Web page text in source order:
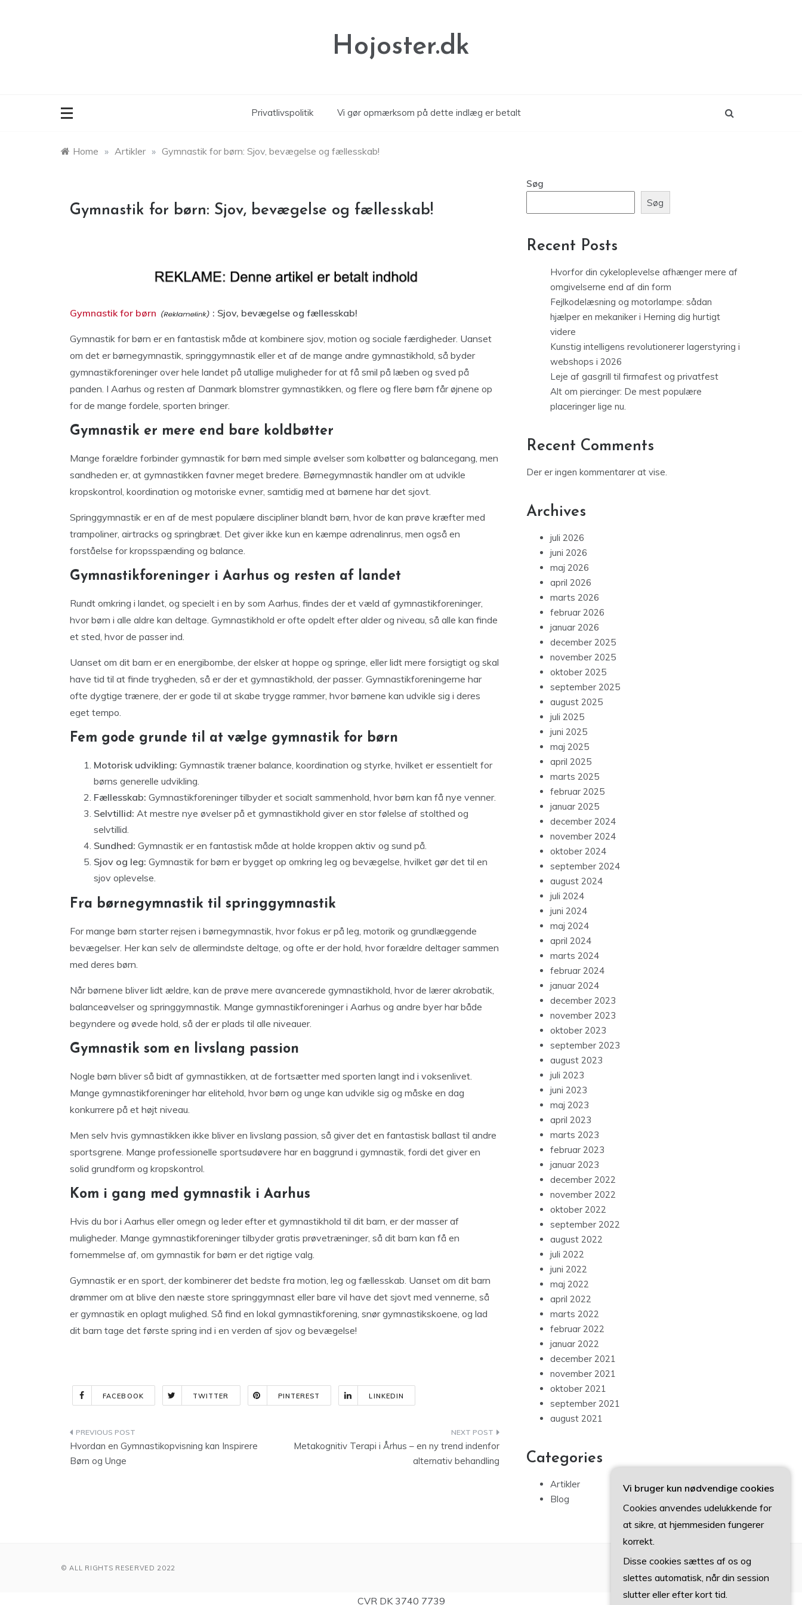
Hojoster.dk
Privatlivspolitik Vi gør opmærksom på dette indlæg er betalt
Home » Artikler » Gymnastik for børn: Sjov, bevægelse og fællesskab!
Gymnastik for børn: Sjov, bevægelse og fællesskab!
Gymnastik for børn : Sjov, bevægelse og fællesskab!
Gymnastik for børn er en fantastisk måde at kombinere sjov, motion og sociale færdigheder. Uanset
om det er børnegymnastik, springgymnastik eller et af de mange andre gymnastikhold, så byder
gymnastikforeninger over hele landet på utallige muligheder for at få smil på læben og sved på
panden. I Aarhus og resten af Danmark blomstrer gymnastikken, og flere og flere børn får øjnene op
for de mange fordele, sporten bringer.
Gymnastik er mere end bare koldbøtter
Mange forældre forbinder gymnastik for børn med simple øvelser som kolbøtter og balancegang, men
sandheden er, at gymnastikken favner meget bredere. Børnegymnastik handler om at udvikle
kropskontrol, koordination og motoriske evner, samtidig med at børnene har det sjovt.
Springgymnastik er en af de mest populære discipliner blandt børn, hvor de kan prøve kræfter med
trampoliner, airtracks og springbræt. Det giver ikke kun en kæmpe adrenalinrus, men også en
forståelse for kropsspænding og balance.
Gymnastikforeninger i Aarhus og resten af landet
Rundt omkring i landet, og specielt i en by som Aarhus, findes der et væld af gymnastikforeninger,
hvor børn i alle aldre kan deltage. Gymnastikhold er ofte opdelt efter alder og niveau, så alle kan finde
et sted, hvor de passer ind.
Uanset om dit barn er en energibombe, der elsker at hoppe og springe, eller lidt mere forsigtigt og skal
have tid til at finde trygheden, så er der et gymnastikhold, der passer. Gymnastikforeningerne har
ofte dygtige trænere, der er gode til at skabe trygge rammer, hvor børnene kan udvikle sig i deres
eget tempo.
Fem gode grunde til at vælge gymnastik for børn
Motorisk udvikling: Gymnastik træner balance, koordination og styrke, hvilket er essentielt for
børns generelle udvikling.
Fællesskab: Gymnastikforeninger tilbyder et socialt sammenhold, hvor børn kan få nye venner.
Selvtillid: At mestre nye øvelser på et gymnastikhold giver en stor følelse af stolthed og
selvtillid.
Sundhed: Gymnastik er en fantastisk måde at holde kroppen aktiv og sund på.
Sjov og leg: Gymnastik for børn er bygget op omkring leg og bevægelse, hvilket gør det til en
sjov oplevelse.
Fra børnegymnastik til springgymnastik
For mange børn starter rejsen i børnegymnastik, hvor fokus er på leg, motorik og grundlæggende
bevægelser. Her kan selv de allermindste deltage, og ofte er der hold, hvor forældre deltager sammen
med deres børn.
Når børnene bliver lidt ældre, kan de prøve mere avancerede gymnastikhold, hvor de lærer akrobatik,
balanceøvelser og springgymnastik. Mange gymnastikforeninger i Aarhus og andre byer har både
begyndere og øvede hold, så der er plads til alle niveauer.
Gymnastik som en livslang passion
Nogle børn bliver så bidt af gymnastikken, at de fortsætter med sporten langt ind i voksenlivet.
Mange gymnastikforeninger har elitehold, hvor børn og unge kan udvikle sig og måske en dag
konkurrere på et højt niveau.
Men selv hvis gymnastikken ikke bliver en livslang passion, så giver det en fantastisk ballast til andre
sportsgrene. Mange professionelle sportsudøvere har en baggrund i gymnastik, fordi det giver en
solid grundform og kropskontrol.
Kom i gang med gymnastik i Aarhus
Hvis du bor i Aarhus eller omegn og leder efter et gymnastikhold til dit barn, er der masser af
muligheder. Mange gymnastikforeninger tilbyder gratis prøvetræninger, så dit barn kan få en
fornemmelse af, om gymnastik for børn er det rigtige valg.
Gymnastik er en sport, der kombinerer det bedste fra motion, leg og fællesskab. Uanset om dit barn
drømmer om at blive den næste store springgymnast eller bare vil have det sjovt med vennerne, så
er gymnastik en oplagt mulighed. Så find en lokal gymnastikforening, snør gymnastikskoene, og lad
dit barn tage det første spring ind i en verden af sjov og bevægelse!
FACEBOOK TWITTER PINTEREST LINKEDIN
Indlægsnavigation
Hvordan en Gymnastikopvisning kan Inspirere
Børn og Unge
Metakognitiv Terapi i Århus – en ny trend indenfor
alternativ behandling
Søg
Søg
Recent Posts
Hvorfor din cykeloplevelse afhænger mere af
omgivelserne end af din form
Fejlkodelæsning og motorlampe: sådan
hjælper en mekaniker i Herning dig hurtigt
videre
Kunstig intelligens revolutionerer lagerstyring i
webshops i 2026
Leje af gasgrill til firmafest og privatfest
Alt om piercinger: De mest populære
placeringer lige nu.
Recent Comments
Der er ingen kommentarer at vise.
Archives
juli 2026
juni 2026
maj 2026
april 2026
marts 2026
februar 2026
januar 2026
december 2025
november 2025
oktober 2025
september 2025
august 2025
juli 2025
juni 2025
maj 2025
april 2025
marts 2025
februar 2025
januar 2025
december 2024
november 2024
oktober 2024
september 2024
august 2024
juli 2024
juni 2024
maj 2024
april 2024
marts 2024
februar 2024
januar 2024
december 2023
november 2023
oktober 2023
september 2023
august 2023
juli 2023
juni 2023
maj 2023
april 2023
marts 2023
februar 2023
januar 2023
december 2022
november 2022
oktober 2022
september 2022
august 2022
juli 2022
juni 2022
maj 2022
april 2022
marts 2022
februar 2022
januar 2022
december 2021
november 2021
oktober 2021
september 2021
august 2021
Categories
Artikler
Blog
© ALL RIGHTS RESERVED 2022
CVR DK 3740 7739
Vi bruger kun nødvendige cookies
Cookies anvendes udelukkende for
at sikre, at hjemmesiden fungerer
korrekt.
Disse cookies sættes af os og
slettes automatisk, når din session
slutter eller efter kort tid.